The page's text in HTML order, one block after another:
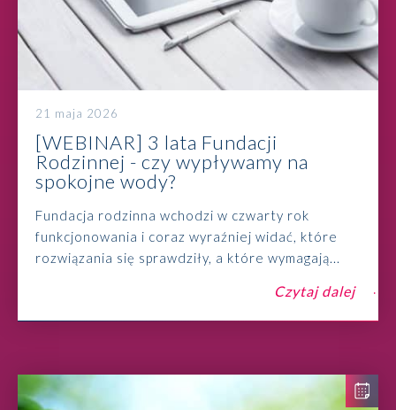
21 maja 2026
[WEBINAR] 3 lata Fundacji
Rodzinnej - czy wypływamy na
spokojne wody?
Fundacja rodzinna wchodzi w czwarty rok
funkcjonowania i coraz wyraźniej widać, które
rozwiązania się sprawdziły, a które wymagają...
Czytaj dalej